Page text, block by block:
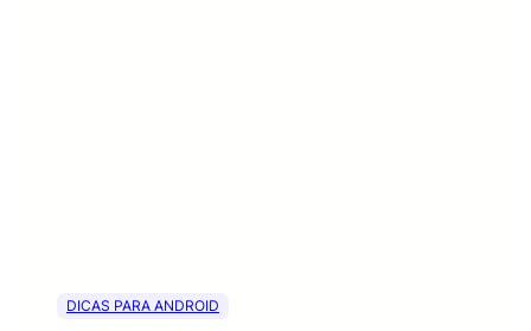
DICAS PARA ANDROID